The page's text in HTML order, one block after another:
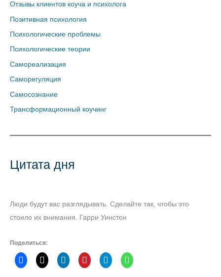
Отзывы клиентов коуча и психолога
Позитивная психология
Психологические проблемы
Психологические теории
Самореализация
Саморегуляция
Самосознание
Трансформационный коучинг
Цитата дня
Люди будут вас разглядывать. Сделайте так, чтобы это
стоило их внимания. Гарри Уинстон
Поделиться: